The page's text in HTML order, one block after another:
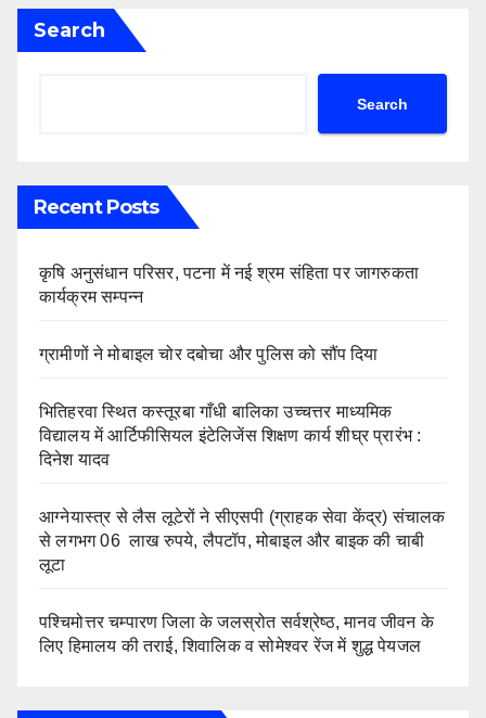
Search
Search
Recent Posts
कृषि अनुसंधान परिसर, पटना में नई श्रम संहिता पर जागरुकता
कार्यक्रम सम्पन्न
ग्रामीणों ने मोबाइल चोर दबोचा और पुलिस को सौंप दिया
भितिहरवा स्थित कस्तूरबा गाँधी बालिका उच्चत्तर माध्यमिक
विद्यालय में आर्टिफीसियल इंटेलिजेंस शिक्षण कार्य शीघ्र प्रारंभ :
दिनेश यादव
आग्नेयास्त्र से लैस लूटेरों ने सीएसपी (ग्राहक सेवा केंद्र) संचालक
से लगभग 06 लाख रुपये, लैपटॉप, मोबाइल और बाइक की चाबी
लूटा
पश्चिमोत्तर चम्पारण जिला के जलस्रोत सर्वश्रेष्ठ, मानव जीवन के
लिए हिमालय की तराई, शिवालिक व सोमेश्वर रेंज में शुद्ध पेयजल